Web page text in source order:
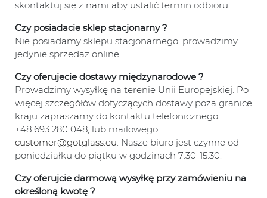
skontaktuj się z nami aby ustalić termin odbioru.
Czy posiadacie sklep stacjonarny ?
Nie posiadamy sklepu stacjonarnego, prowadzimy
jedynie sprzedaż online.
Czy oferujecie dostawy międzynarodowe ?
Prowadzimy wysyłkę na terenie Unii Europejskiej. Po
więcej szczegółów dotyczących dostawy poza granice
kraju zapraszamy do kontaktu telefonicznego
+48 693 280 048, lub mailowego
customer@gotglass.eu. Nasze biuro jest czynne od
poniedziałku do piątku w godzinach 7:30-15:30.
Czy oferujcie darmową wysyłkę przy zamówieniu na
określoną kwotę ?